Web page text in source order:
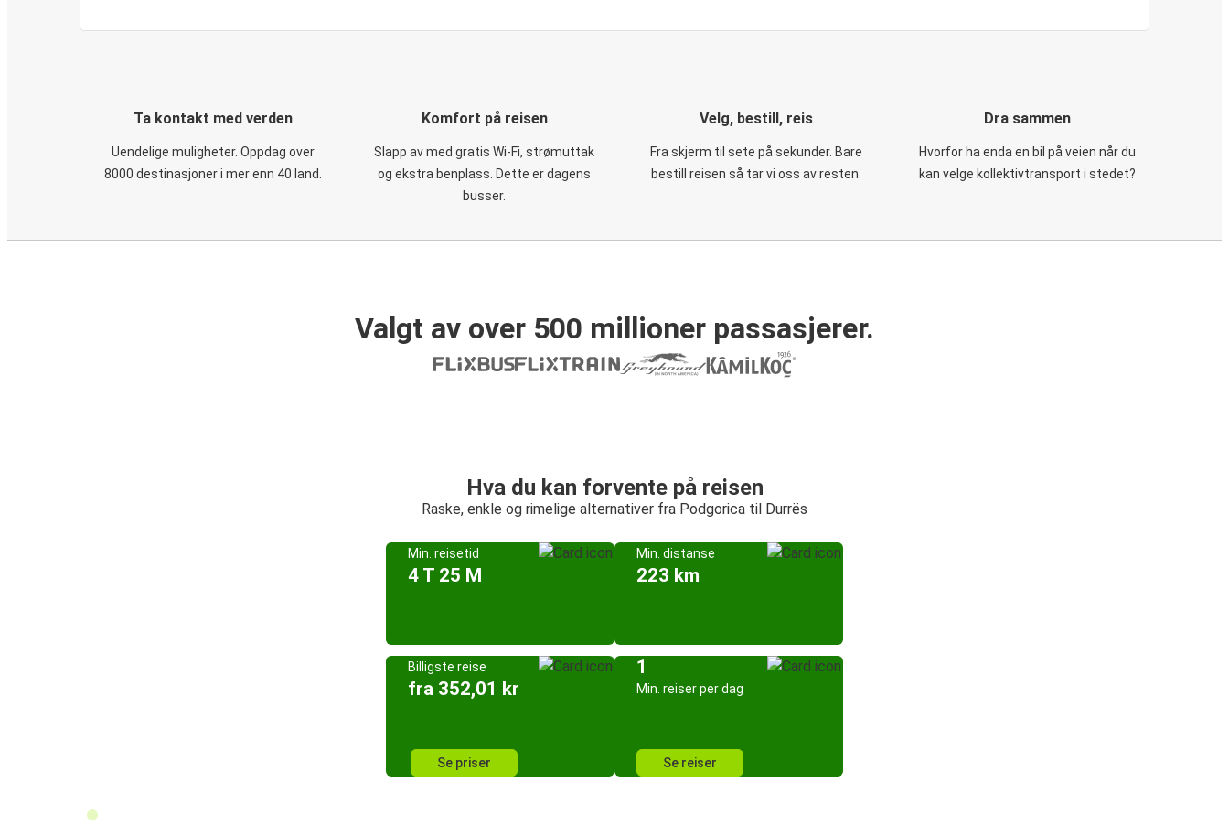
Ta kontakt med verden
Uendelige muligheter. Oppdag over
8000 destinasjoner i mer enn 40 land.
Komfort på reisen
Slapp av med gratis Wi-Fi, strømuttak
og ekstra benplass. Dette er dagens
busser.
Velg, bestill, reis
Fra skjerm til sete på sekunder. Bare
bestill reisen så tar vi oss av resten.
Dra sammen
Hvorfor ha enda en bil på veien når du
kan velge kollektivtransport i stedet?
Valgt av over 500 millioner passasjerer.
Hva du kan forvente på reisen
Raske, enkle og rimelige alternativer fra Podgorica til Durrës
Min. reisetid
4 T 25 M
Min. distanse
223 km
Billigste reise
fra 352,01 kr
Se priser
1
Min. reiser per dag
Se reiser